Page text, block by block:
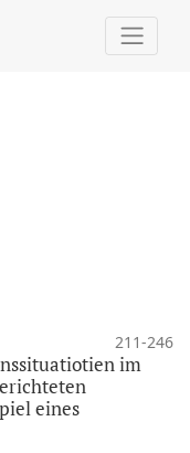
211-246
im
eines